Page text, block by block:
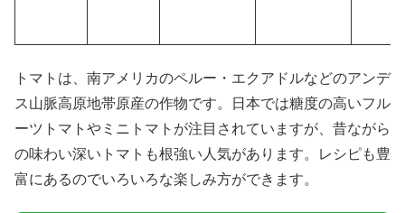
トマトは、南アメリカのペルー・エクアドルなどのアンデ
ス山脈高原地帯原産の作物です。日本では糖度の高いフル
ーツトマトやミニトマトが注目されていますが、昔ながら
の味わい深いトマトも根強い人気があります。レシピも豊
富にあるのでいろいろな楽しみ方ができます。